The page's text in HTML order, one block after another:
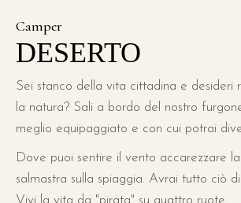
Camper
DESERTO
Sei stanco della vita cittadina e desideri
la natura? Sali a bordo del nostro
meglio equipaggiato e con cui potrai
Dove puoi sentire il vento accarezzare
salmastra sulla spiaggia. Avrai tutto ciò
Vivi la vita da "pirata" su quattro ruote.